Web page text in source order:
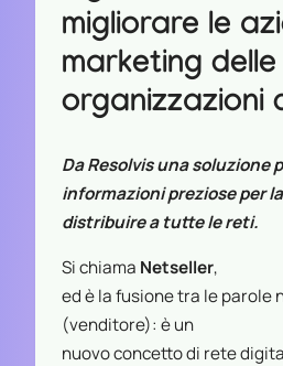
migliorare le
marketing delle
organizzazioni
Da Resolvis una soluzione
informazioni preziose per
distribuire a tutte le reti.
Si chiama Netseller,
ed è la fusione tra le parole
(venditore): è un
nuovo concetto di rete